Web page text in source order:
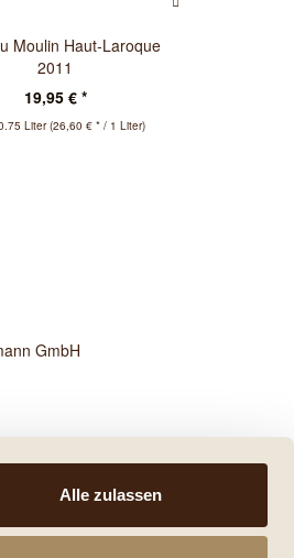
Alle zulassen
Moulin Haut-Laroque
2011
19,95 € *
Liter(26,60 € * / 1 Liter)
GmbH